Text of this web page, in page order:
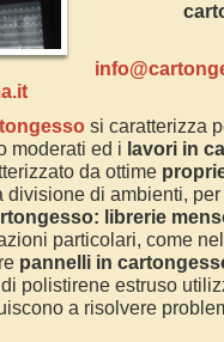
si caratterizza
moderati ed i lavori in
da ottime
divisione di ambienti,
librerie
particolari, come
pannelli in
polistirene estruso
a risolvere